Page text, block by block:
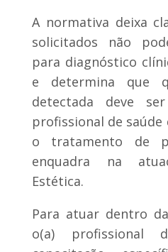
A normativa deixa
solicitados não
para diagnóstico
e determina que
detectada deve
profissional de
o tratamento de
enquadra na
Estética.
Para atuar dentro
o(a) profissional